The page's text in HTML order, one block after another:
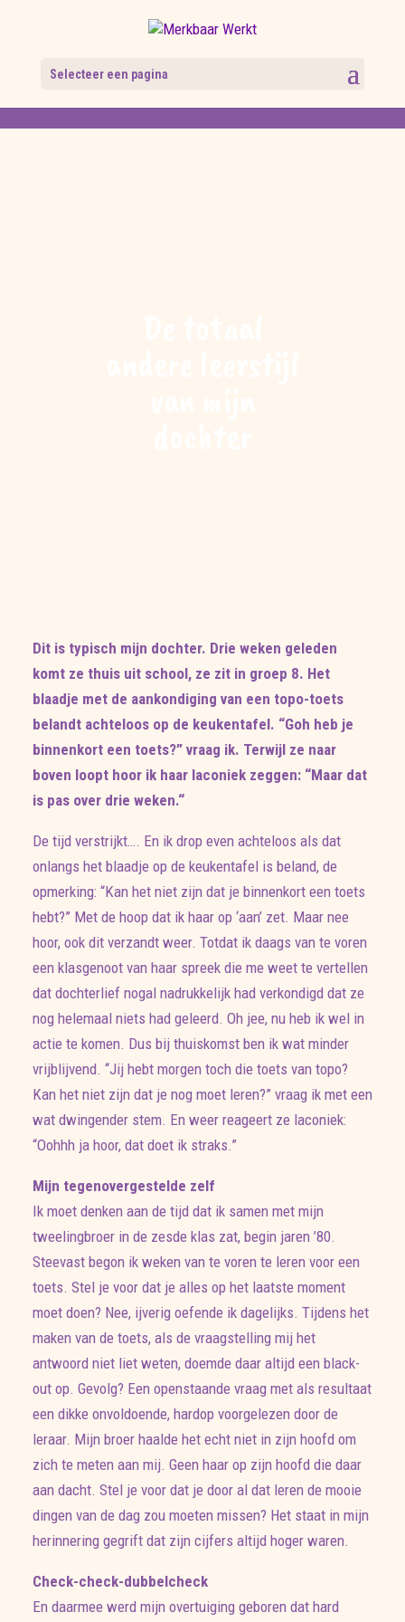
Selecteer een pagina
Dit is typisch mijn dochter. Drie weken geleden
komt ze thuis uit school, ze zit in groep 8. Het
blaadje met de aankondiging van een topo-toets
belandt achteloos op de keukentafel. “Goh heb je
binnenkort een toets?” vraag ik. Terwijl ze naar
boven loopt hoor ik haar laconiek zeggen: “Maar dat
is pas over drie weken.“
De tijd verstrijkt…. En ik drop even achteloos als dat
onlangs het blaadje op de keukentafel is beland, de
opmerking: “Kan het niet zijn dat je binnenkort een toets
hebt?” Met de hoop dat ik haar op ‘aan’ zet. Maar nee
hoor, ook dit verzandt weer. Totdat ik daags van te voren
een klasgenoot van haar spreek die me weet te vertellen
dat dochterlief nogal nadrukkelijk had verkondigd dat ze
nog helemaal niets had geleerd. Oh jee, nu heb ik wel in
actie te komen. Dus bij thuiskomst ben ik wat minder
vrijblijvend. “Jij hebt morgen toch die toets van topo?
Kan het niet zijn dat je nog moet leren?” vraag ik met een
wat dwingender stem. En weer reageert ze laconiek:
“Oohhh ja hoor, dat doet ik straks.”
Mijn tegenovergestelde zelf
Ik moet denken aan de tijd dat ik samen met mijn
tweelingbroer in de zesde klas zat, begin jaren ’80.
Steevast begon ik weken van te voren te leren voor een
toets. Stel je voor dat je alles op het laatste moment
moet doen? Nee, ijverig oefende ik dagelijks. Tijdens het
maken van de toets, als de vraagstelling mij het
antwoord niet liet weten, doemde daar altijd een black-
out op. Gevolg? Een openstaande vraag met als resultaat
een dikke onvoldoende, hardop voorgelezen door de
leraar. Mijn broer haalde het echt niet in zijn hoofd om
zich te meten aan mij. Geen haar op zijn hoofd die daar
aan dacht. Stel je voor dat je door al dat leren de mooie
dingen van de dag zou moeten missen? Het staat in mijn
herinnering gegrift dat zijn cijfers altijd hoger waren.
Check-check-dubbelcheck
En daarmee werd mijn overtuiging geboren dat hard